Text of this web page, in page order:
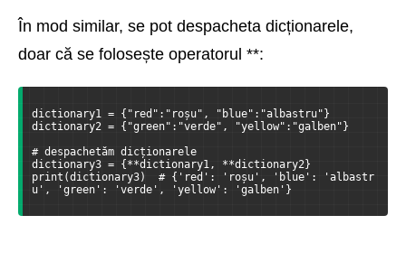
În mod similar, se pot despacheta dicționarele,
doar că se folosește operatorul **:
dictionary1 = {"red":"roșu", "blue":"albastru"}
dictionary2 = {"green":"verde", "yellow":"galben"}
# despachetăm dicționarele
dictionary3 = {**dictionary1, **dictionary2}
print(dictionary3)  # {'red': 'roșu', 'blue': 'albastr
u', 'green': 'verde', 'yellow': 'galben'}